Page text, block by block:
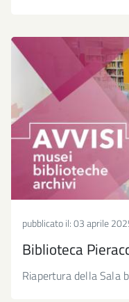
pubblicato il:03 aprile
Biblioteca
Riapertura della Sala